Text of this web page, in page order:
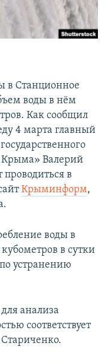
в Станционное
воды в нём
Как сообщил
4 марта главный
Крыма» Валерий
проводиться в
Крыминформ,
воды в
в сутки
устранению
анализа
соответствует